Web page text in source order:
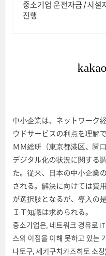
중소기업 운전자금 / 시설
진행
中小企業は、ネットワーク
ウドサービスの利点を理解
ＭＭ総研（東京都港区、関
デジタル化の状況に関する
た。従来、日本の中小企業
される。解決に向けては費
が選択肢となるが、導入の
ＩＴ知識は求められる。
중소기업은, 네트워크 경유로
스의 이점을 이해 못하고 있는
나토구, 세키구치카즈히토 소